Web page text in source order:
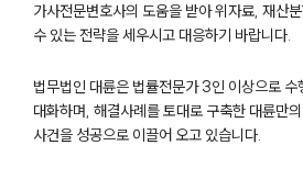
부소개
대륜의 강점
오시는 길
글로벌 파트너
고객의 소리
통합검색
AI대륜
가사전문변호사의 도움을 받아 위자료, 재산
수 있는 전략을 세우시고 대응하기 바랍니다.
법무법인 대륜은 법률전문가 3인 이상으로
대화하며, 해결사례를 토대로 구축한 대륜만
사건을 성공으로 이끌어 오고 있습니다.